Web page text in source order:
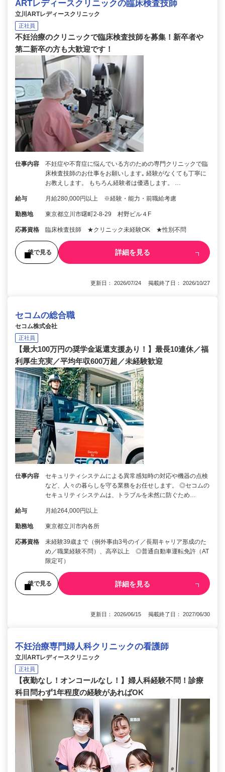
ARTレディースクリニックの臨床検査技師
立川ARTレディースクリニック
正社員
不妊治療のクリニックで臨床検査技師を募集！新卒者や
第二新卒の方も大歓迎です！
仕事内容
不妊症や不育症に悩んでいる方のための専門クリニックで臨
床検査技師のお仕事をお願いします｡ 経験がなくても丁寧に
お教えします。 もちろん経験者は優遇します。 …
給与 月給280,000円以上 ※経験・能力・前職給考慮
勤務地 東京都立川市曙町2-8-29 村野ビル４F
応募資格 臨床検査技師 ★クリニック未経験OK ★性別不問
後で見る 詳細を見る
更新日： 2026/07/24 掲載終了日： 2026/10/27
セコムの総合職
セコム株式会社
正社員
【最大100万円の奨学金返還支援あり！】最長10連休／福
利厚生充実／平均年収600万超／未経験歓迎
仕事内容
セキュリティシステムによる異常感知時の対応や機器の点検
など、人々の暮らしを守る業務をお任せします。 ◎セコムの
セキュリティシステムは、トラブルを未然に防ぐため…
給与 月給264,000円以上
勤務地 東京都立川市内各所
応募資格
未経験39歳まで（例外事由3号のイ／長期キャリア形成のた
め／職業経験不問）、高卒以上 ◎普通自動車運転免許（AT
限定可）
後で見る 詳細を見る
更新日： 2026/06/15 掲載終了日： 2027/06/30
不妊治療専門婦人科クリニックの看護師
立川ARTレディースクリニック
正社員
【夜勤なし！オンコールなし！】婦人科経験不問！診療
科目問わず1年程度の経験があればOK